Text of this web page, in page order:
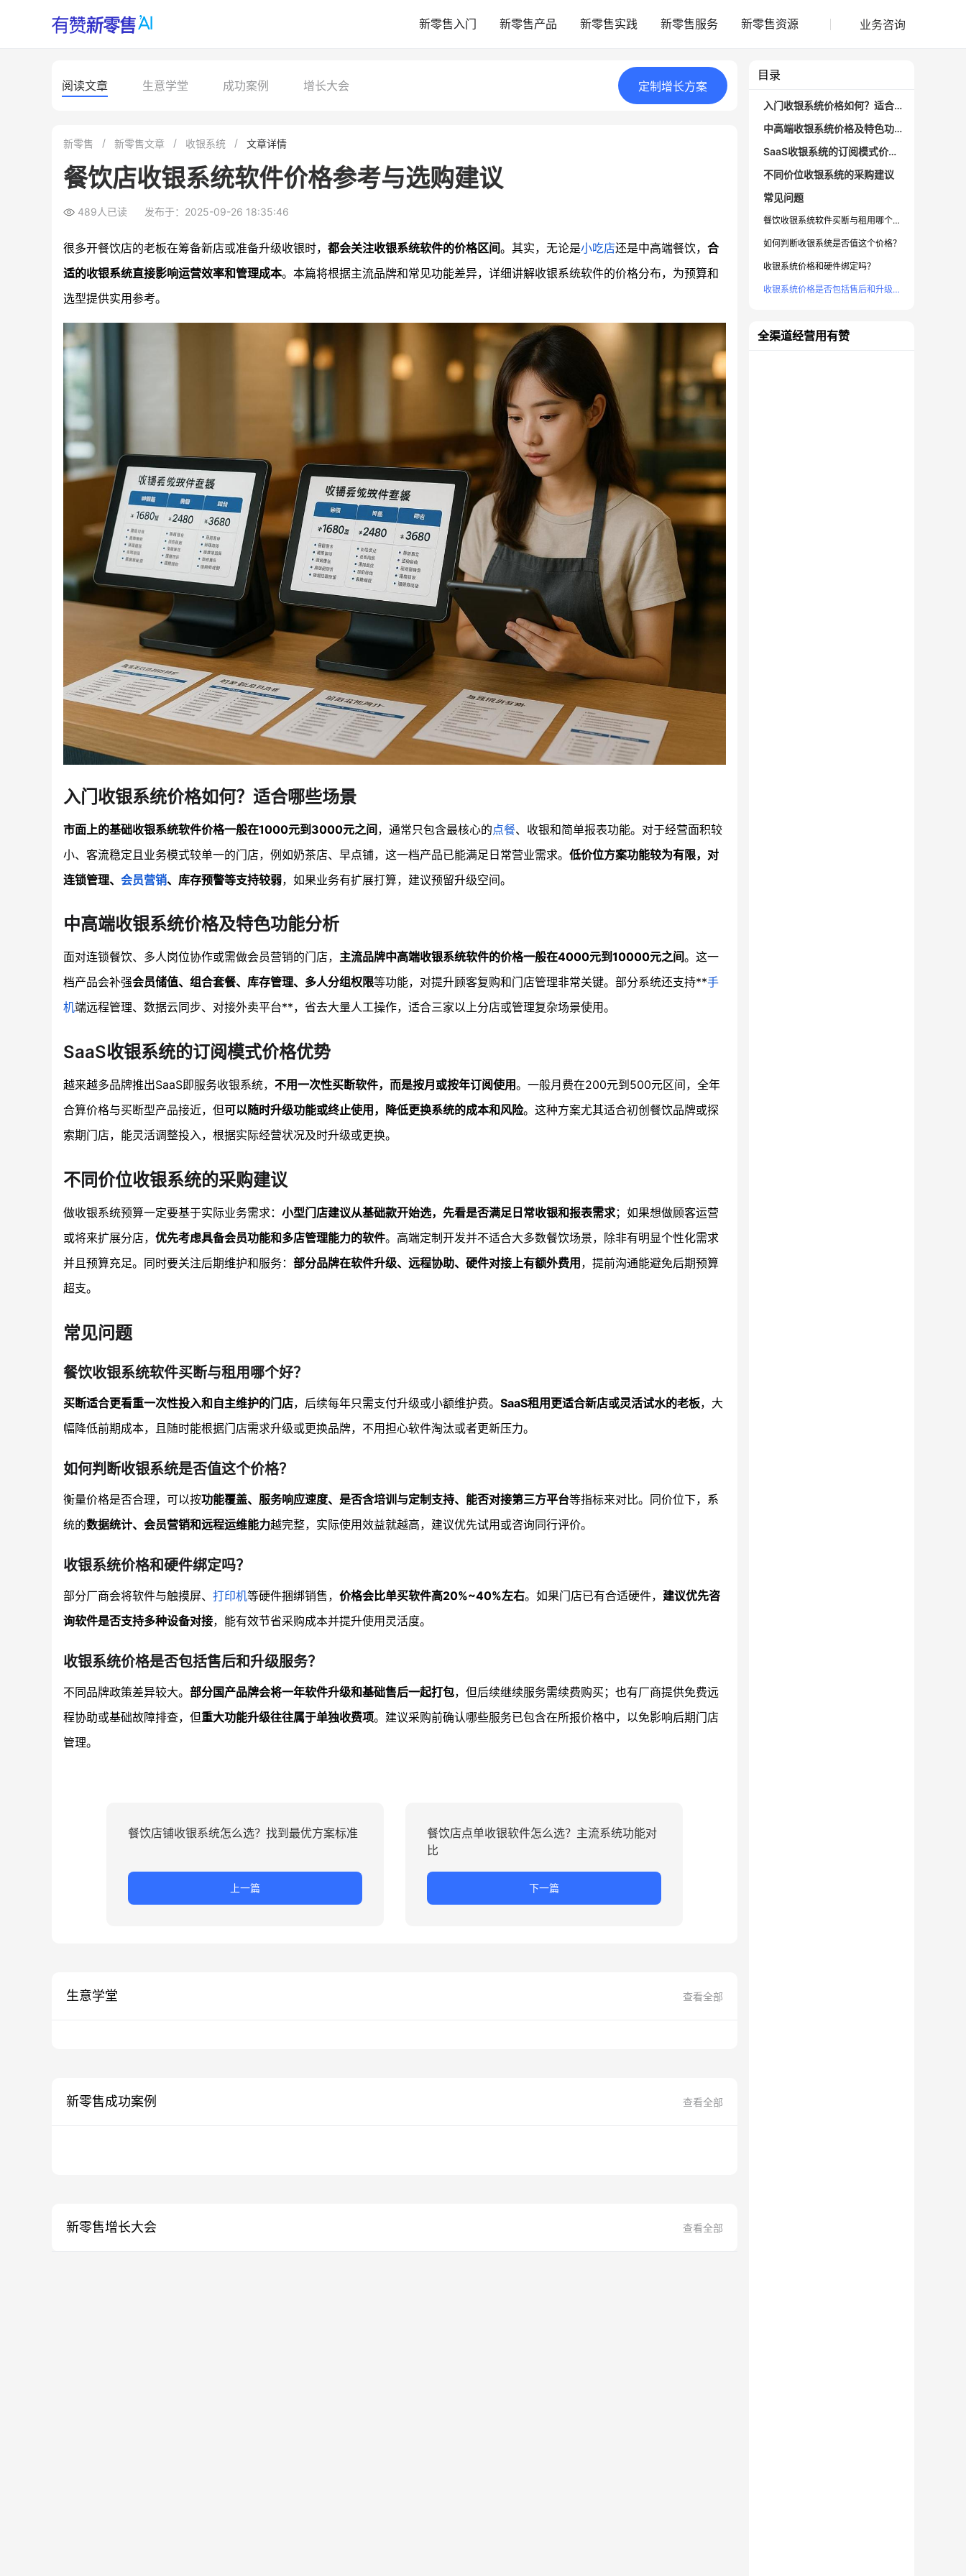
新零售入门 新零售产品 新零售实践 新零售服务 新零售资源 业务咨询
阅读文章 生意学堂 成功案例 增长大会 定制 增长方案
新零售 新零售文章 收银系统 文章详情
餐饮店收银系统软件价格参考与选购建议
489人已读 发布于：2025-09-26 18:35:46
很多开餐饮店的老板在筹备新店或准备升级收银时， 都会关注收银系统软件的价格区间。其实，无论是小吃店还是中高端餐饮， 合
适的收银系统直接影响运营效率和管理成本。本篇将根据主流品牌和常见功能差异，详细讲解收银系统软件的价格分布，为预算和
选型提供实用参考。
入门收银系统价格如何？适合哪些场景
市面上的基础收银系统软件价格一般在1000元到3000元之间，通常只包含最核心的点餐、收银和简单报表功能。对于经营面积较
小、客流稳定且业务模式较单一的门店，例如奶茶店、早点铺，这一档产品已能满足日常营业需求。 低价位方案功能较为有限，对
连锁管理、 会员营销、库存预警等支持较弱，如果业务有扩展打算，建议预留升级空间。
中高端收银系统价格及特色功能分析
面对连锁餐饮、多人岗位协作或需做会员营销的门店， 主流品牌中高端收银系统软件的价格一般在4000元到10000元之间。这一
档产品会补强会员储值、组合套餐、库存管理、多人分组权限等功能，对提升顾客复购和门店管理非常关键。部分系统还支持**手
机端远程管理、数据云同步、对接外卖平台**，省去大量人工操作，适合三家以上分店或管理复杂场景使用。
SaaS收银系统的订阅模式价格优势
越来越多品牌推出SaaS即服务收银系统， 不用一次性买断软件，而是按月或按年订阅使用。一般月费在200元到500元区间，全年
合算价格与买断型产品接近，但可以随时升级功能或终止使用，降低更换系统的成本和风险。这种方案尤其适合初创餐饮品牌或探
索期门店，能灵活调整投入，根据实际经营状况及时升级或更换。
不同价位收银系统的采购建议
做收银系统预算一定要基于实际业务需求： 小型门店建议从基础款开始选，先看是否满足日常收银和报表需求；如果想做顾客运营
或将来扩展分店， 优先考虑具备会员功能和多店管理能力的软件。高端定制开发并不适合大多数餐饮场景，除非有明显个性化需求
并且预算充足。同时要关注后期维护和服务： 部分品牌在软件升级、远程协助、硬件对接上有额外费用 ，提前沟通能避免后期预算
超支。
常见问题
餐饮收银系统软件买断与租用哪个好？
买断适合更看重一次性投入和自主维护的门店，后续每年只需支付升级或小额维护费。 SaaS租用更适合新店或灵活试水的老板，大
幅降低前期成本，且随时能根据门店需求升级或更换品牌，不用担心软件淘汰或者更新压力。
如何判断收银系统是否值这个价格？
衡量价格是否合理，可以按功能覆盖、服务响应速度、是否含培训与定制支持、能否对接第三方平台等指标来对比。同价位下，系
统的数据统计、会员营销和远程运维能力越完整，实际使用效益就越高，建议优先试用或咨询同行评价。
收银系统价格和硬件绑定吗？
部分厂商会将软件与触摸屏、 打印机等硬件捆绑销售， 价格会比单买软件高20%~40%左右。如果门店已有合适硬件， 建议优先咨
询软件是否支持多种设备对接，能有效节省采购成本并提升使用灵活度。
收银系统价格是否包括售后和升级服务？
不同品牌政策差异较大。 部分国产品牌会将一年软件升级和基础售后一起打包，但后续继续服务需续费购买；也有厂商提供免费远
程协助或基础故障排查，但重大功能升级往往属于单独收费项。建议采购前确认哪些服务已包含在所报价格中，以免影响后期门店
管理。
餐饮店铺收银系统怎么选？找到最优方案标准
上一篇
餐饮店点单收银软件怎么选？主流系统功能对
比
下一篇
生意学堂 查看全部
新零售成功案例 查看全部
新零售增长大会 查看全部
目录
入门收银系统价格如何？适合哪些场景
中高端收银系统价格及特色功能分析
SaaS收银系统的订阅模式价格优势
不同价位收银系统的采购建议
常见问题
餐饮收银系统软件买断与租用哪个好？
如何判断收银系统是否值这个价格？
收银系统价格和硬件绑定吗？
收银系统价格是否包括售后和升级服务？
全渠道经营用有赞